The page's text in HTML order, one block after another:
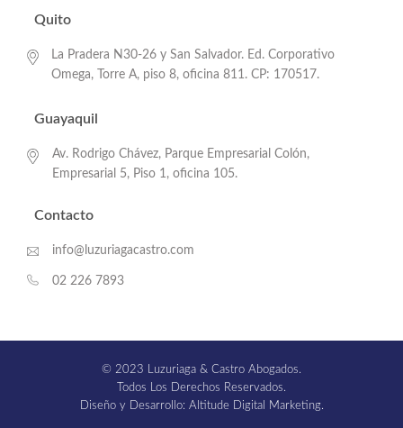
Quito
La Pradera N30-26 y San Salvador. Ed. Corporativo
Omega, Torre A, piso 8, oficina 811. CP: 170517.
Guayaquil
Av. Rodrigo Chávez, Parque Empresarial Colón,
Empresarial 5, Piso 1, oficina 105.
Contacto
info@luzuriagacastro.com
02 226 7893
© 2023 Luzuriaga & Castro Abogados.
Todos Los Derechos Reservados.
Diseño y Desarrollo: Altitude Digital Marketing.